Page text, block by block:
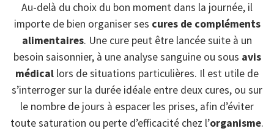
Au-delà du choix du bon moment dans la journée, il
importe de bien organiser ses cures de compléments
alimentaires. Une cure peut être lancée suite à un
besoin saisonnier, à une analyse sanguine ou sous avis
médical lors de situations particulières. Il est utile de
s’interroger sur la durée idéale entre deux cures, ou sur
le nombre de jours à espacer les prises, afin d’éviter
toute saturation ou perte d’efficacité chez l’organisme.